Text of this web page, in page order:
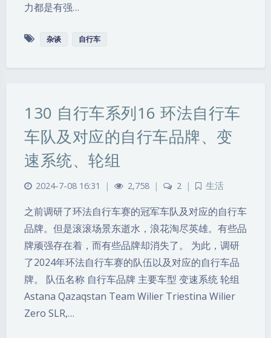
力都是有强…
杂谈 自行车
130 自行车系列16 环法自行车
车队及对应的自行车品牌、变
速系统、轮组
2024-7-08 16:31 | 2,758 | 2 | 生活
之前调研了环法自行车赛的冠军车队及对应的自行车
品牌。但是滚滚场景东逝水，浪花淘尽英雄。有些品
牌顽强存在着，而有些品牌却消失了。 为此，调研
了2024年环法自行车赛的队伍以及对应的自行车品
牌。 队伍名称 自行车品牌 主要车型 变速系统 轮组
Astana Qazaqstan Team Wilier Triestina Wilier
Zero SLR,…